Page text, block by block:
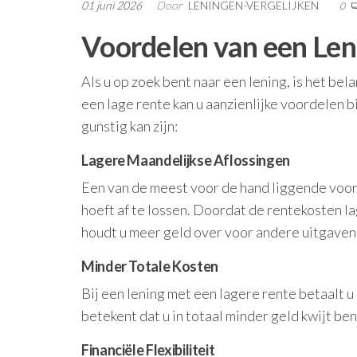
01 juni 2026 Door LENINGEN-VERGELIJKEN 0
Voordelen van een
Als u op zoek bent naar een lening, is het
een lage rente kan u aanzienlijke voordelen
gunstig kan zijn:
Lagere Maandelijkse Aflossingen
Een van de meest voor de hand liggende
hoeft af te lossen. Doordat de rentekosten
houdt u meer geld over voor andere
Minder Totale Kosten
Bij een lening met een lagere rente betaalt
betekent dat u in totaal minder geld kwijt
Financiële Flexibiliteit